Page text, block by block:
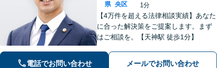
県 央区
1分
【4万件を超える法律相談実績】あなた
に合った解決策をご提案します。まず
はご相談を。【天神駅 徒歩1分】
電話でお問い合わせ メールでお問い合わせ